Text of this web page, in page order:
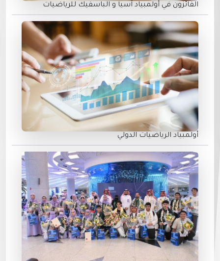
الفائزون في أولمبياد آسيا و الباسفيك للرياضيات
أولمبياد الرياضيات الدولي